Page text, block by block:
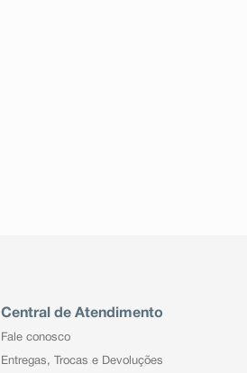
Central de Atendimento
Fale conosco
Entregas, Trocas e Devoluções